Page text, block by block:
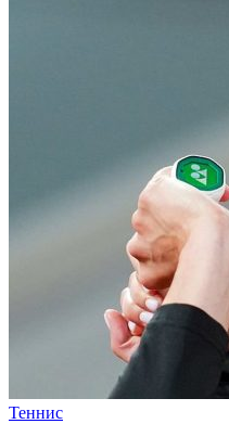
Теннис